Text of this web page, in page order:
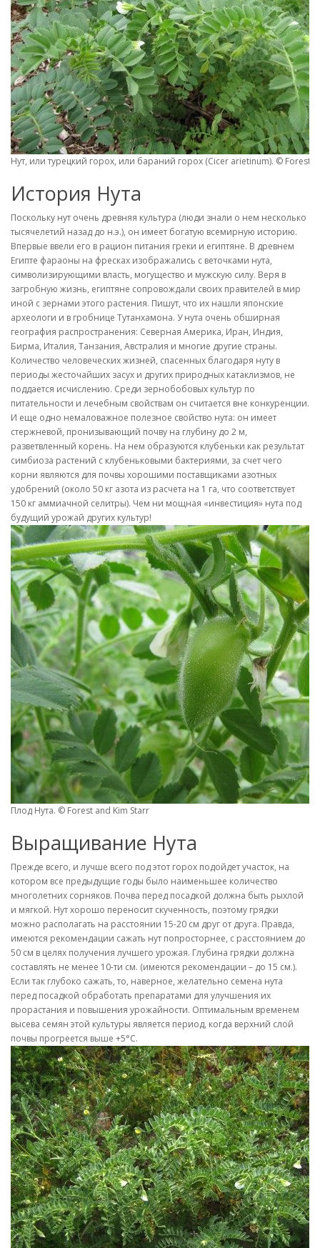
Нут, или турецкий горох, или бараний горох (Cicer arietinum). © Forest
История Нута
Поскольку нут очень древняя культура (люди знали о нем несколько
тысячелетий назад до н.э.), он имеет богатую всемирную историю.
Впервые ввели его в рацион питания греки и египтяне. В древнем
Египте фараоны на фресках изображались с веточками нута,
символизирующими власть, могущество и мужскую силу. Веря в
загробную жизнь, египтяне сопровождали своих правителей в мир
иной с зернами этого растения. Пишут, что их нашли японские
археологи и в гробнице Тутанхамона. У нута очень обширная
география распространения: Северная Америка, Иран, Индия,
Бирма, Италия, Танзания, Австралия и многие другие страны.
Количество человеческих жизней, спасенных благодаря нуту в
периоды жесточайших засух и других природных катаклизмов, не
поддается исчислению. Среди зернобобовых культур по
питательности и лечебным свойствам он считается вне конкуренции.
И еще одно немаловажное полезное свойство нута: он имеет
стержневой, пронизывающий почву на глубину до 2 м,
разветвленный корень. На нем образуются клубеньки как результат
симбиоза растений с клубеньковыми бактериями, за счет чего
корни являются для почвы хорошими поставщиками азотных
удобрений (около 50 кг азота из расчета на 1 га, что соответствует
150 кг аммиачной селитры). Чем ни мощная «инвестиция» нута под
будущий урожай других культур!
Плод Нута. © Forest and Kim Starr
Выращивание Нута
Прежде всего, и лучше всего под этот горох подойдет участок, на
котором все предыдущие годы было наименьшее количество
многолетних сорняков. Почва перед посадкой должна быть рыхлой
и мягкой. Нут хорошо переносит скученность, поэтому грядки
можно располагать на расстоянии 15-20 см друг от друга. Правда,
имеются рекомендации сажать нут попросторнее, с расстоянием до
50 см в целях получения лучшего урожая. Глубина грядки должна
составлять не менее 10-ти см. (имеются рекомендации – до 15 см.).
Если так глубоко сажать, то, наверное, желательно семена нута
перед посадкой обработать препаратами для улучшения их
прорастания и повышения урожайности. Оптимальным временем
высева семян этой культуры является период, когда верхний слой
почвы прогреется выше +5°C.